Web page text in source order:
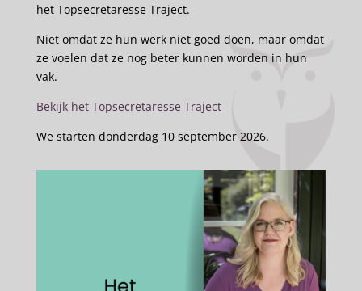
het Topsecretaresse Traject.
Niet omdat ze hun werk niet goed doen, maar omdat
ze voelen dat ze nog beter kunnen worden in hun
vak.
Bekijk het Topsecretaresse Traject
We starten donderdag 10 september 2026.